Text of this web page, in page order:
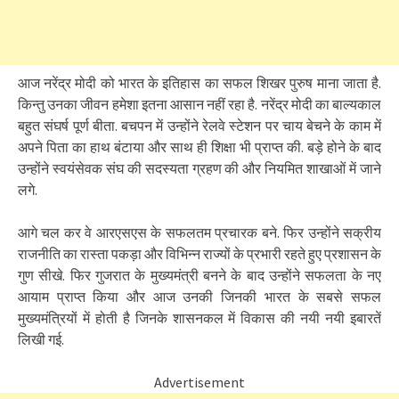
आज नरेंद्र मोदी को भारत के इतिहास का सफल शिखर पुरुष माना जाता है.
किन्तु उनका जीवन हमेशा इतना आसान नहीं रहा है. नरेंद्र मोदी का बाल्यकाल
बहुत संघर्ष पूर्ण बीता. बचपन में उन्होंने रेलवे स्टेशन पर चाय बेचने के काम में
अपने पिता का हाथ बंटाया और साथ ही शिक्षा भी प्राप्त की. बड़े होने के बाद
उन्होंने स्वयंसेवक संघ की सदस्यता ग्रहण की और नियमित शाखाओं में जाने
लगे.
आगे चल कर वे आरएसएस के सफलतम प्रचारक बने. फिर उन्होंने सक्रीय
राजनीति का रास्ता पकड़ा और विभिन्न राज्यों के प्रभारी रहते हुए प्रशासन के
गुण सीखे. फिर गुजरात के मुख्यमंत्री बनने के बाद उन्होंने सफलता के नए
आयाम प्राप्त किया और आज उनकी जिनकी भारत के सबसे सफल
मुख्यमंत्रियों में होती है जिनके शासनकल में विकास की नयी नयी इबारतें
लिखी गई.
Advertisement